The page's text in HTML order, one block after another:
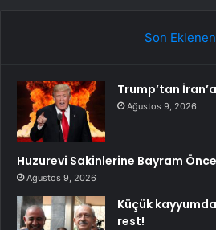
Son Eklenen
Trump’tan
Ağustos 9, 2026
Huzurevi Sakinlerine Bayram
Ağustos 9, 2026
Küçük
rest!